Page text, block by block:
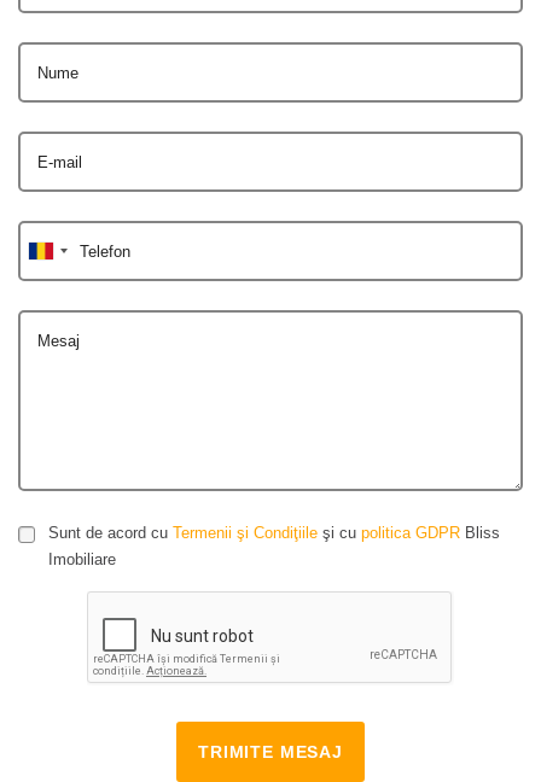
Nume
E-mail
Telefon
Mesaj
Sunt de acord cu Termenii şi Condiţiile şi cu politica GDPR Bliss
Imobiliare
TRIMITE MESAJ